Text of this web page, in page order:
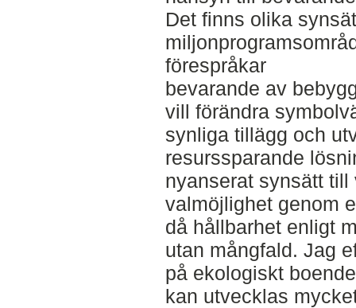
Det finns olika
förespråkar
bevarande av
vill förändra
synliga tillägg och
resurssparande
nyanserat synsätt
valmöjlighet genom
då hållbarhet enligt
utan mångfald. Jag
på ekologiskt
kan utvecklas